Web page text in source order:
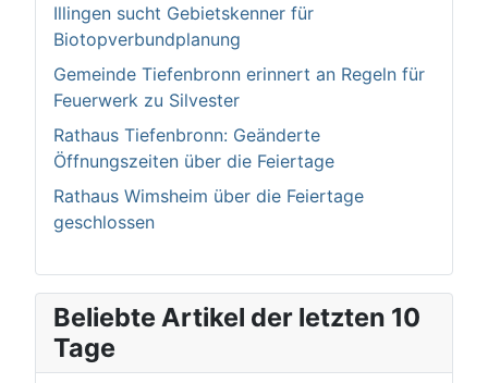
Illingen sucht Gebietskenner für
Biotopverbundplanung
Gemeinde Tiefenbronn erinnert an Regeln für
Feuerwerk zu Silvester
Rathaus Tiefenbronn: Geänderte
Öffnungszeiten über die Feiertage
Rathaus Wimsheim über die Feiertage
geschlossen
Beliebte Artikel der letzten 10
Tage